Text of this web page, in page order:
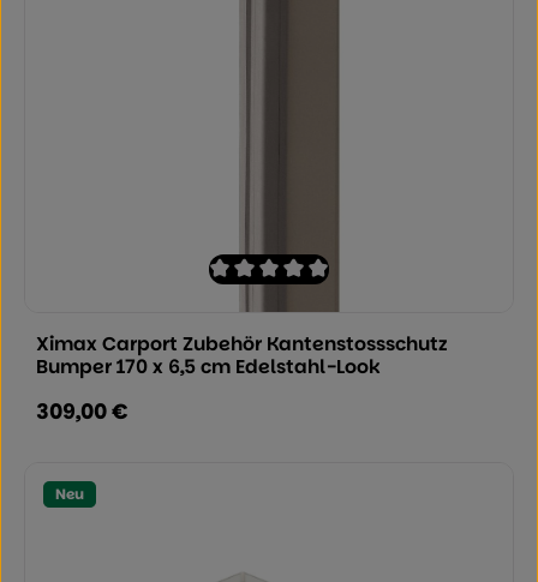
Ximax Carport Zubehör Kantenstossschutz
Bumper 170 x 6,5 cm Edelstahl-Look
Regulärer Preis:
309,00 €
Neu